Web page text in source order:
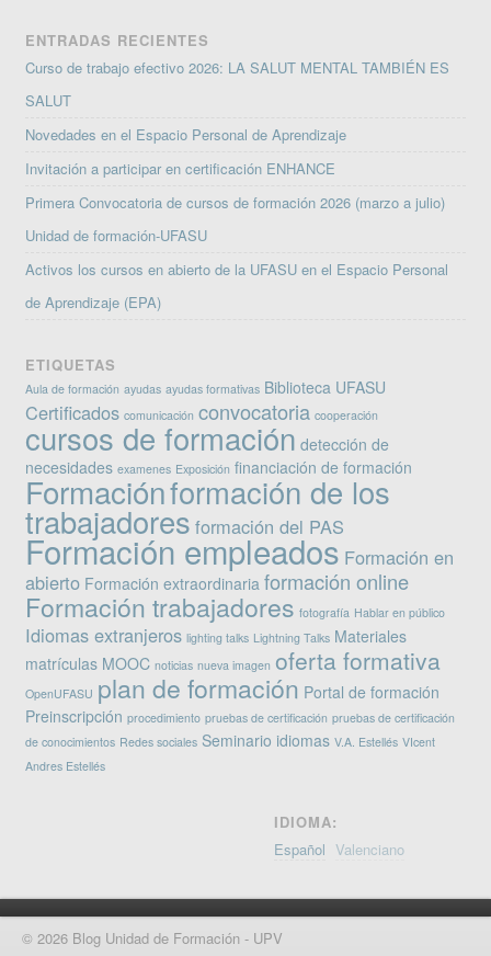
ENTRADAS RECIENTES
Curso de trabajo efectivo 2026: LA SALUT MENTAL TAMBIÉN ES
SALUT
Novedades en el Espacio Personal de Aprendizaje
Invitación a participar en certificación ENHANCE
Primera Convocatoria de cursos de formación 2026 (marzo a julio)
Unidad de formación-UFASU
Activos los cursos en abierto de la UFASU en el Espacio Personal
de Aprendizaje (EPA)
ETIQUETAS
Aula de formación ayudas ayudas formativas Biblioteca UFASU
Certificados comunicación convocatoria cooperación
cursos de formación detección de
necesidades examenes Exposición financiación de formación
Formaciónformación de los
trabajadores formación del PAS
Formación empleados Formación en
abierto Formación extraordinaria formación online
Formación trabajadores fotografía Hablar en público
Idiomas extranjeros lighting talks Lightning Talks Materiales
matrículas MOOC noticias nueva imagen oferta formativa
OpenUFASU plan de formación Portal de formación
Preinscripción procedimiento pruebas de certificación pruebas de certificación
de conocimientos Redes sociales Seminario idiomas V.A. Estellés VIcent
Andres Estellés
IDIOMA:
Español Valenciano
© 2026 Blog Unidad de Formación - UPV